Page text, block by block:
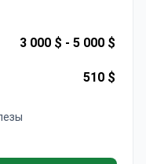
стоимость
$14 000 до $18
3 000 $ - 5 000 $
510 $